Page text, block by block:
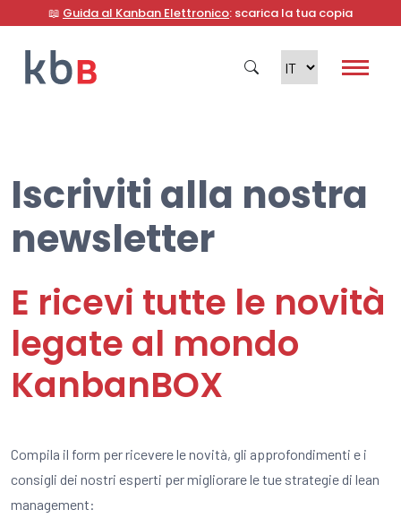
📖 Guida al Kanban Elettronico: scarica la tua copia
Cerca
Iscriviti alla nostra
newsletter
E ricevi tutte le novità
legate al mondo
KanbanBOX
Compila il form per ricevere le novità, gli approfondimenti e i
consigli dei nostri esperti per migliorare le tue strategie di lean
management: